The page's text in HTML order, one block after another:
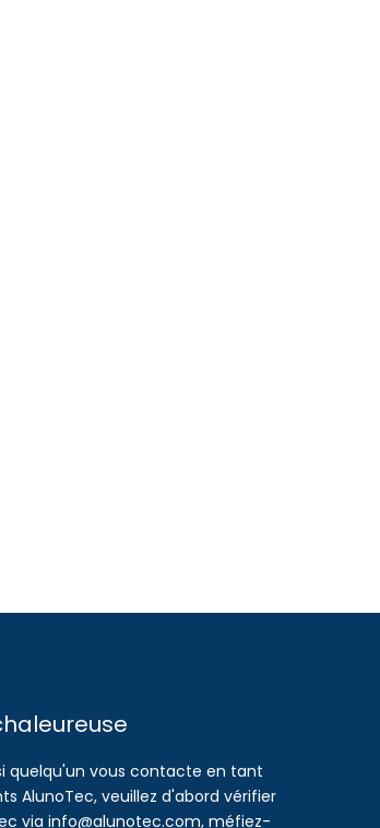
quelqu'un vous contacte en tant
AlunoTec, veuillez d'abord vérifier
via info@alunotec.com, méfiez-